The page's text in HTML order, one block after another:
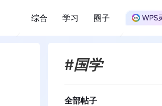
综合 学习 圈子
#国学
全部帖子